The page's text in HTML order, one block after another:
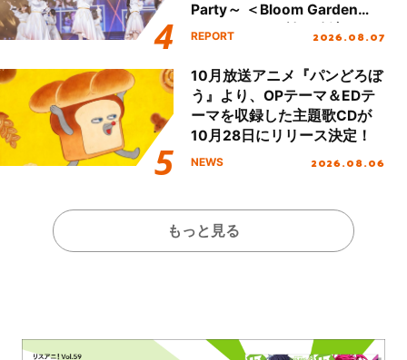
Party～ ＜Bloom Garden
Party Stage／埼玉公演＞”
REPORT 2026.08.07
10月放送アニメ『パンどろぼ
う』より、OPテーマ＆EDテ
ーマを収録した主題歌CDが
10月28日にリリース決定！
NEWS 2026.08.06
もっと見る